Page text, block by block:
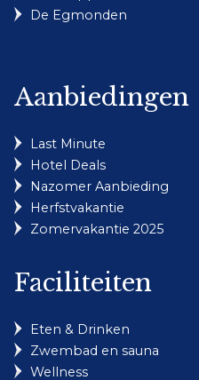
De Egmonden
Aanbiedingen
Last Minute
Hotel Deals
Nazomer Aanbieding
Herfstvakantie
Zomervakantie 2025
Faciliteiten
Eten & Drinken
Zwembad en sauna
Wellness